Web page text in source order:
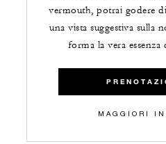
vermouth, potrai godere
una vista suggestiva sulla
forma la vera essenza
MAGGIORI